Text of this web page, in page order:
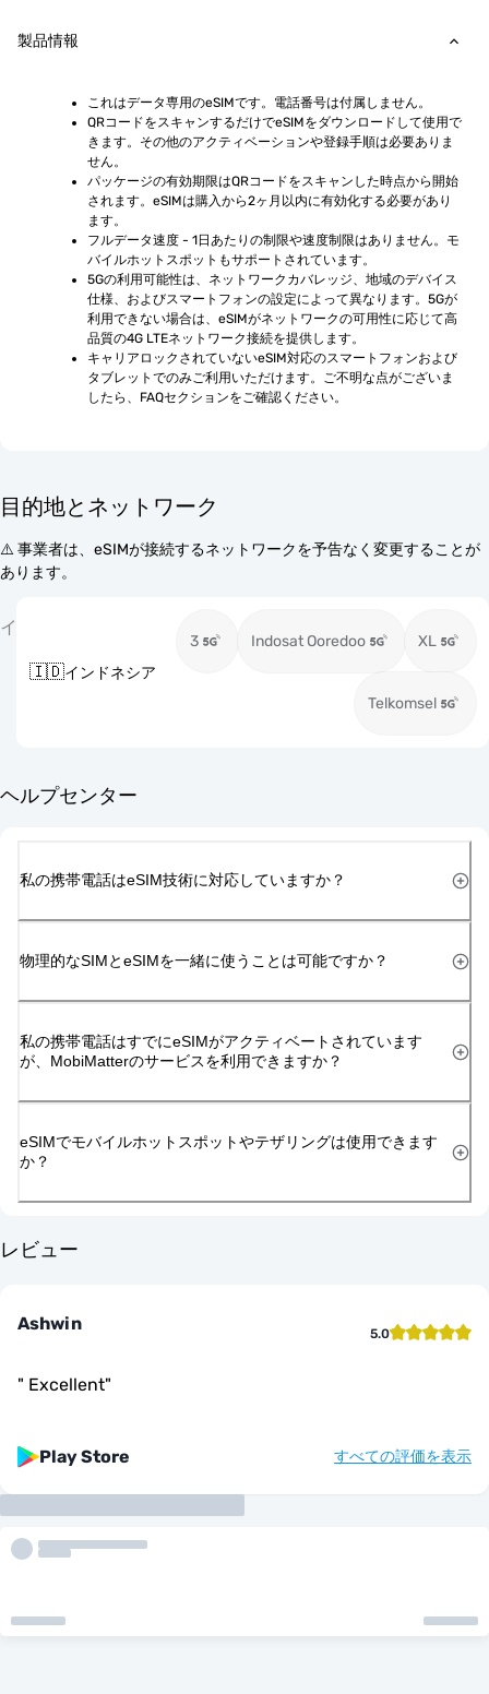
製品情報
これはデータ専用のeSIMです。電話番号は付属しません。
QRコードをスキャンするだけでeSIMをダウンロードして使用で
きます。その他のアクティベーションや登録手順は必要ありま
せん。
パッケージの有効期限はQRコードをスキャンした時点から開始
されます。eSIMは購入から2ヶ月以内に有効化する必要があり
ます。
フルデータ速度 - 1日あたりの制限や速度制限はありません。モ
バイルホットスポットもサポートされています。
5Gの利用可能性は、ネットワークカバレッジ、地域のデバイス
仕様、およびスマートフォンの設定によって異なります。5Gが
利用できない場合は、eSIMがネットワークの可用性に応じて高
品質の4G LTEネットワーク接続を提供します。
キャリアロックされていないeSIM対応のスマートフォンおよび
タブレットでのみご利用いただけます。ご不明な点がございま
したら、FAQセクションをご確認ください。
目的地とネットワーク
⚠️ 事業者は、eSIMが接続するネットワークを予告なく変更することが
あります。
イ
🇮🇩インドネシア
3 Indosat Ooredoo XL
Telkomsel
ヘルプセンター
私の携帯電話はeSIM技術に対応していますか？
物理的なSIMとeSIMを一緒に使うことは可能ですか？
私の携帯電話はすでにeSIMがアクティベートされています
が、MobiMatterのサービスを利用できますか？
eSIMでモバイルホットスポットやテザリングは使用できます
か？
レビュー
Ashwin 5.0
" Excellent"
Play Store すべての評価を表示